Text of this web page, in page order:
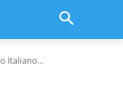
Italiano...